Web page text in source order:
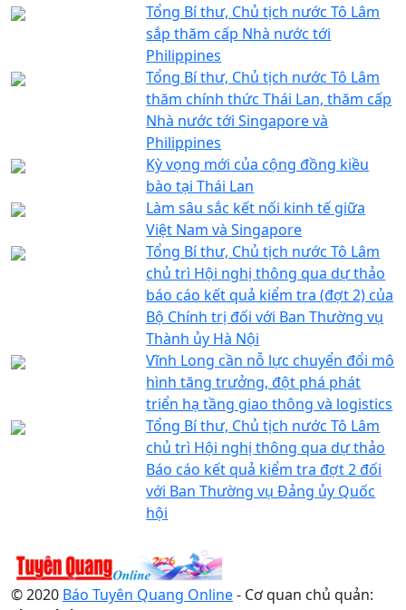
Tổng Bí thư, Chủ tịch nước Tô Lâm
sắp thăm cấp Nhà nước tới
Philippines
Tổng Bí thư, Chủ tịch nước Tô Lâm
thăm chính thức Thái Lan, thăm cấp
Nhà nước tới Singapore và
Philippines
Kỳ vọng mới của cộng đồng kiều
bào tại Thái Lan
Làm sâu sắc kết nối kinh tế giữa
Việt Nam và Singapore
Tổng Bí thư, Chủ tịch nước Tô Lâm
chủ trì Hội nghị thông qua dự thảo
báo cáo kết quả kiểm tra (đợt 2) của
Bộ Chính trị đối với Ban Thường vụ
Thành ủy Hà Nội
Vĩnh Long cần nỗ lực chuyển đổi mô
hình tăng trưởng, đột phá phát
triển hạ tầng giao thông và logistics
Tổng Bí thư, Chủ tịch nước Tô Lâm
chủ trì Hội nghị thông qua dự thảo
Báo cáo kết quả kiểm tra đợt 2 đối
với Ban Thường vụ Đảng ủy Quốc
hội
© 2020 Báo Tuyên Quang Online- Cơ quan chủ quản: